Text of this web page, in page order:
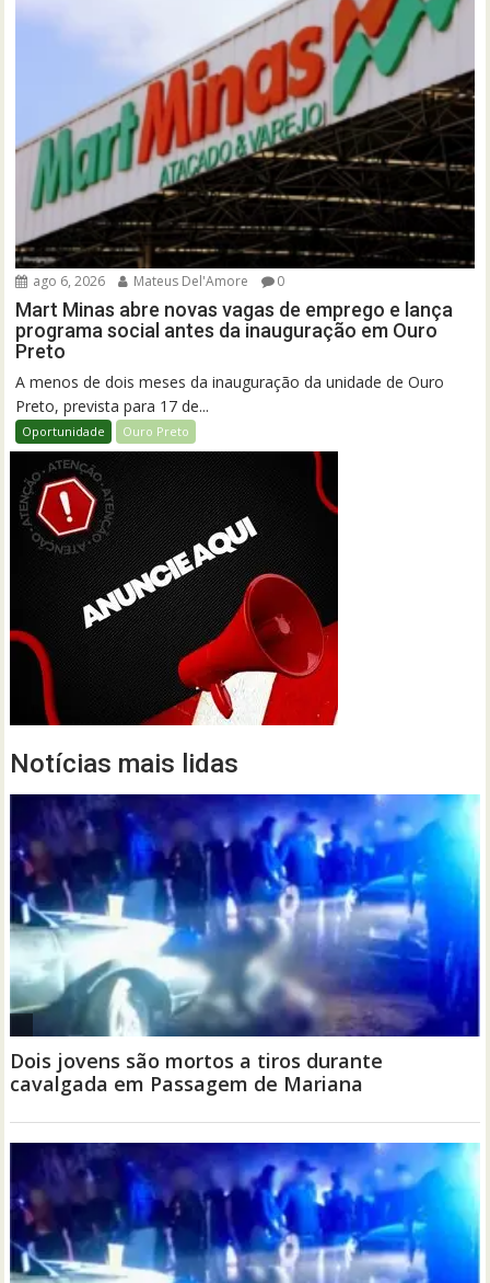
ago 6, 2026 Mateus Del'Amore 0
Mart Minas abre novas vagas de emprego e lança
programa social antes da inauguração em Ouro
Preto
A menos de dois meses da inauguração da unidade de Ouro
Preto, prevista para 17 de...
Oportunidade Ouro Preto
Notícias mais lidas